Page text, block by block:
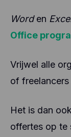
Worden
Office
Vrijwel alle
of
Het is dan
offertes op te